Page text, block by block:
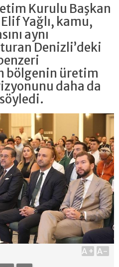
Kurulu Başkan
Elif Yağlı, kamu,
aynı
Denizli’deki
bölgenin üretim
daha da
A+ A-